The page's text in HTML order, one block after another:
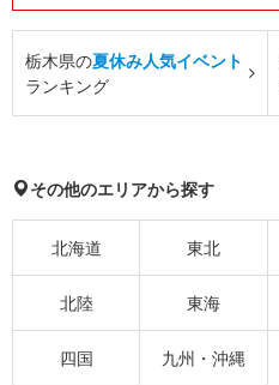
栃木県の夏休み人気イベント
ランキング
その他のエリアから探す
北海道 東北
北陸 東海
四国 九州・沖縄